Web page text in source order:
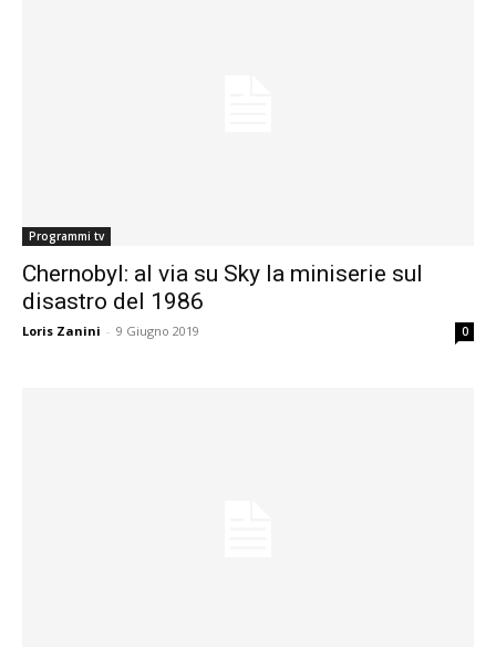
Programmi tv
Chernobyl: al via su Sky la miniserie sul
disastro del 1986
Loris Zanini - 9 Giugno 2019 0